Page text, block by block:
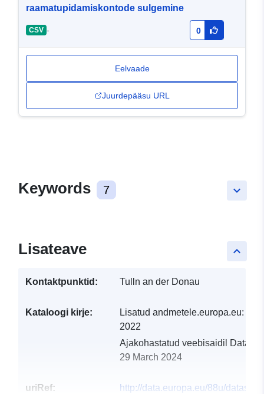
raamatupidamiskontode sulgemine
CSV - 0
Eelvaade
Juurdepääsu URL
keyboard_arrow_down
Keywords 7
keyboard_arrow_up
Lisateave
Kontaktpunktid: Tulln an der Donau
Kataloogi kirje: Lisatud andmetele.europa.eu:
2022
Ajakohastatud veebisaidil
29 March 2024
uriRef:
http://data.europa.eu/88u/